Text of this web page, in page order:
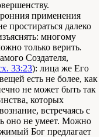
применения
простираться далеко
многому
только верить.
Создателя,
33:23): лица же Его
есть не более, как
не может быть так
которых
встречаясь с
оно не умеет. Можно
Бог предлагает